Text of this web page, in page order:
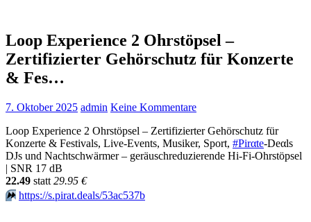
Loop Experience 2 Ohrstöpsel –
Zertifizierter Gehörschutz für Konzerte
& Fes…
7. Oktober 2025 admin Keine Kommentare
Loop Experience 2 Ohrstöpsel – Zertifizierter Gehörschutz für
Konzerte & Festivals, Live-Events, Musiker, Sport, #Pirαtе-Dеαls
DJs und Nachtschwärmer – geräuschreduzierende Hi-Fi-Ohrstöpsel
| SNR 17 dB
22.49 statt 29.95 €
⏩️ https://s.pirat.deals/53ac537b